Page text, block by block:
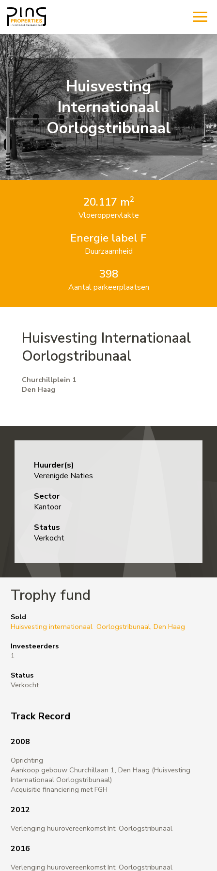
Huisvesting
Internationaal
Oorlogstribunaal
20.117 m2
Vloeroppervlakte
Energie label F
Duurzaamheid
398
Aantal parkeerplaatsen
Huisvesting Internationaal
Oorlogstribunaal
Churchillplein 1
Den Haag
Huurder(s)
Verenigde Naties
Sector
Kantoor
Status
Verkocht
Trophy fund
Sold
Huisvesting internationaal Oorlogstribunaal, Den Haag
Investeerders
1
Status
Verkocht
Track Record
2008
Oprichting
Aankoop gebouw Churchillaan 1, Den Haag (Huisvesting
Internationaal Oorlogstribunaal)
Acquisitie financiering met FGH
2012
Verlenging huurovereenkomst Int. Oorlogstribunaal
2016
Verlenging huurovereenkomst Int. Oorlogstribunaal